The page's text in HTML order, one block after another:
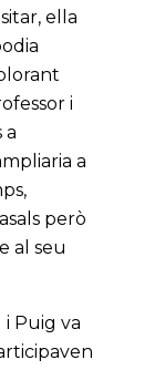
ella
i
a
a
però
al seu
i Puig va